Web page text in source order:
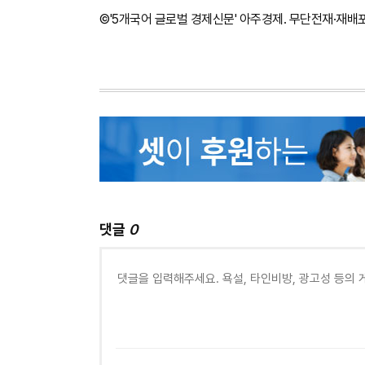
©'5개국어 글로벌 경제신문' 아주경제. 무단전재·재배
댓글 0